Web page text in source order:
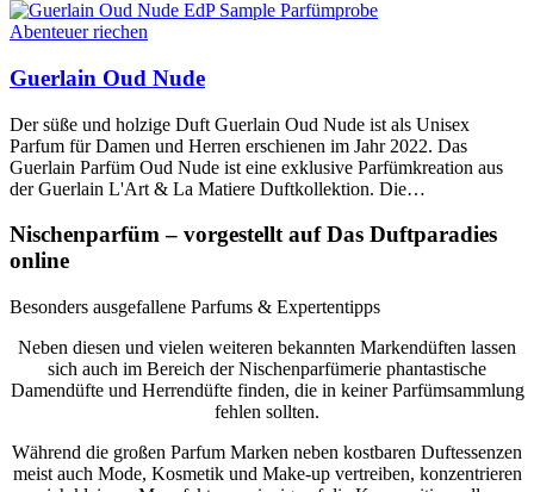
Abenteuer riechen
Guerlain Oud Nude
Der süße und holzige Duft Guerlain Oud Nude ist als Unisex
Parfum für Damen und Herren erschienen im Jahr 2022. Das
Guerlain Parfüm Oud Nude ist eine exklusive Parfümkreation aus
der Guerlain L'Art & La Matiere Duftkollektion. Die…
Nischenparfüm – vorgestellt auf Das Duftparadies
online
Besonders ausgefallene Parfums & Expertentipps
Neben diesen und vielen weiteren bekannten Markendüften lassen
sich auch im Bereich der Nischenparfümerie phantastische
Damendüfte und Herrendüfte finden, die in keiner Parfümsammlung
fehlen sollten.
Während die großen Parfum Marken neben kostbaren Duftessenzen
meist auch Mode, Kosmetik und Make-up vertreiben, konzentrieren